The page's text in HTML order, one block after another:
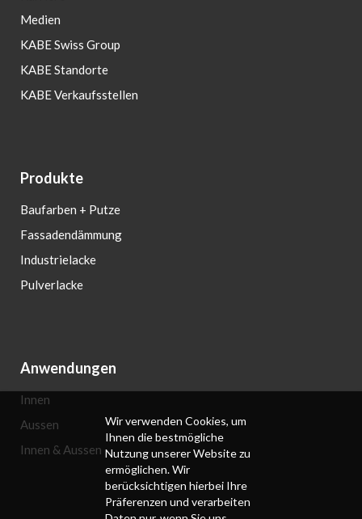
Medien
KABE Swiss Group
KABE Standorte
KABE Verkaufsstellen
Produkte
Baufarben + Putze
Fassadendämmung
Industrielacke
Pulverlacke
Anwendungen
Innen
Aussen
Innen & Aussen
Wir verwenden Cookies, um
Ihnen die bestmögliche
Nutzung unserer Website zu
ermöglichen. Wir
berücksichtigen hierbei Ihre
Präferenzen und verarbeiten